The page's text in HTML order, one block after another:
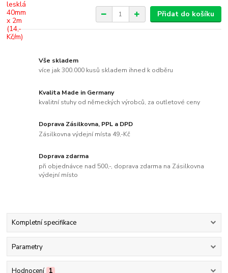
Přidat do košíku
Vše skladem
více jak 300.000 kusů skladem ihned k odběru
Kvalita Made in Germany
kvalitní stuhy od německých výrobců, za outletové ceny
Doprava Zásilkovna, PPL a DPD
Zásilkovna výdejní místa 49,-Kč
Doprava zdarma
při objednávce nad 500,-, doprava zdarma na Zásilkovna
výdejní místo
Kompletní specifikace
Parametry
Hodnocení 1